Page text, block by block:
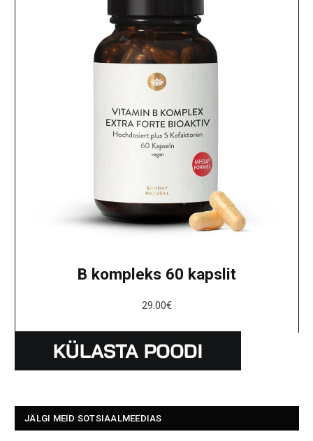
B kompleks 60 kapslit
29.00€
JÄLGI MEID SOTSIAALMEEDIAS